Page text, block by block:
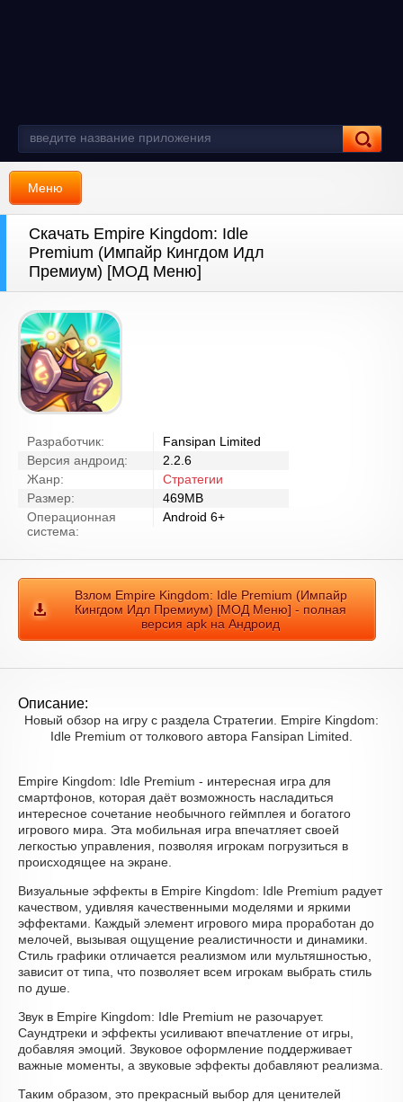
Меню
Скачать Empire Kingdom: Idle
Premium (Импайр Кингдом Идл
Премиум) [МОД Меню]
Разработчик:
Fansipan Limited
Версия андроид:
2.2.6
Жанр:
Стратегии
Размер:
469MB
Операционная
система:
Android 6+
Взлом Empire Kingdom: Idle Premium (Импайр
Кингдом Идл Премиум) [МОД Меню] - полная
версия apk на Андроид
Описание:
Новый обзор на игру с раздела Стратегии. Empire Kingdom:
Idle Premium от толкового автора Fansipan Limited.
Empire Kingdom: Idle Premium - интересная игра для
смартфонов, которая даёт возможность насладиться
интересное сочетание необычного геймплея и богатого
игрового мира. Эта мобильная игра впечатляет своей
легкостью управления, позволяя игрокам погрузиться в
происходящее на экране.
Визуальные эффекты в Empire Kingdom: Idle Premium радует
качеством, удивляя качественными моделями и яркими
эффектами. Каждый элемент игрового мира проработан до
мелочей, вызывая ощущение реалистичности и динамики.
Стиль графики отличается реализмом или мультяшностью,
зависит от типа, что позволяет всем игрокам выбрать стиль
по душе.
Звук в Empire Kingdom: Idle Premium не разочарует.
Саундтреки и эффекты усиливают впечатление от игры,
добавляя эмоций. Звуковое оформление поддерживает
важные моменты, а звуковые эффекты добавляют реализма.
Таким образом, это прекрасный выбор для ценителей